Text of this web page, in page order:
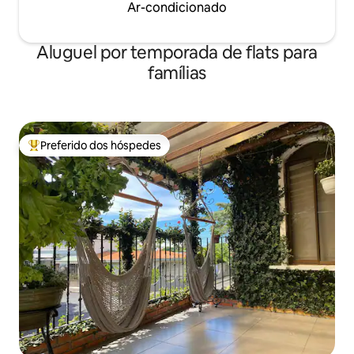
Ar-condicionado
Aluguel por temporada de flats para
famílias
Entre os melhores preferidos dos hóspedes
Preferido dos hóspedes